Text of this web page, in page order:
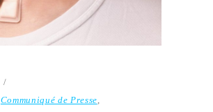
Communiqué de Presse,